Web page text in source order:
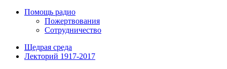
Помощь радио
Пожертвования
Сотрудничество
Щедрая среда
Лекторий 1917-2017